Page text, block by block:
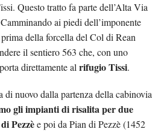
Questo tratto fa parte dell’Alta Via
ai piedi dell’imponente
della forcella del Col di Rean
il sentiero 563 che, con uno
direttamente al rifugio Tissi.
di nuovo dalla partenza della cabinovia
gli impianti di risalitaper due
Pezzèe poi da Pian di Pezzè (1452